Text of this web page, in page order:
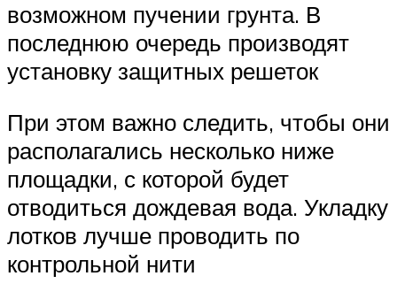
возможном пучении грунта. В
последнюю очередь производят
установку защитных решеток
При этом важно следить, чтобы они
располагались несколько ниже
площадки, с которой будет
отводиться дождевая вода. Укладку
лотков лучше проводить по
контрольной нити